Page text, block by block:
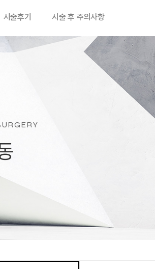
시술후기 시술 후 주의사항